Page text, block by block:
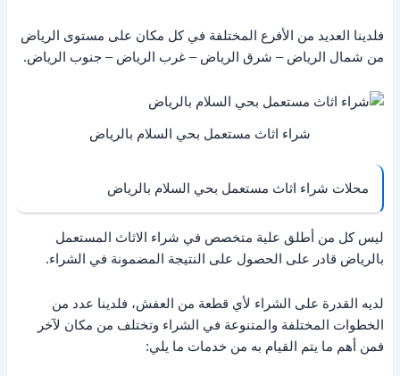
فلدينا العديد من الأفرع المختلفة في كل مكان على مستوى الرياض
من شمال الرياض – شرق الرياض – غرب الرياض – جنوب الرياض.
شراء اثاث مستعمل بحي السلام بالرياض
محلات شراء اثاث مستعمل بحي السلام بالرياض
ليس كل من أطلق علية متخصص في شراء الاثاث المستعمل
بالرياض قادر على الحصول على النتيجة المضمونة في الشراء.
لديه القدرة على الشراء لأي قطعة من العفش، فلدينا عدد من
الخطوات المختلفة والمتنوعة في الشراء وتختلف من مكان لآخر
فمن أهم ما يتم القيام به من خدمات ما يلي: